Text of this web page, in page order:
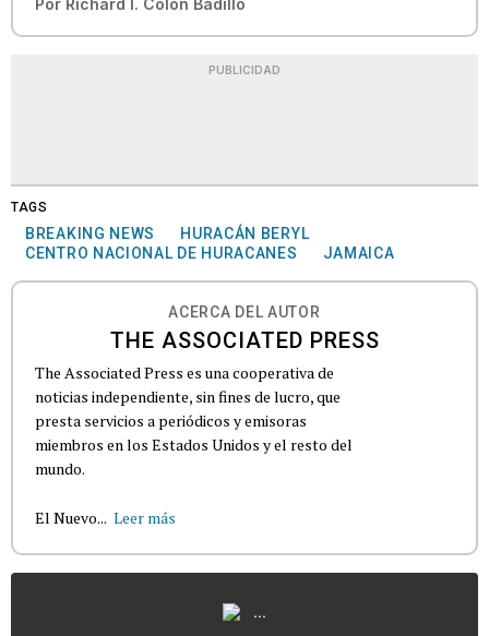
Por Richard I. Colón Badillo
PUBLICIDAD
TAGS
BREAKING NEWS
HURACÁN BERYL
CENTRO NACIONAL DE HURACANES
JAMAICA
ACERCA DEL AUTOR
THE ASSOCIATED PRESS
The Associated Press es una cooperativa de
noticias independiente, sin fines de lucro, que
presta servicios a periódicos y emisoras
miembros en los Estados Unidos y el resto del
mundo.
El Nuevo... Leer más
...